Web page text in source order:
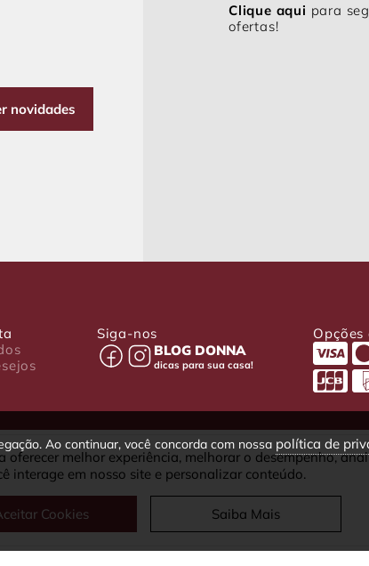
novidades
Clique aqui para
ofertas!
Siga-nos
BLOG DONNA
dicas para sua casa!
Curitiba - PR
5302
oferecer melhor experiência, melhorar o desempenho,
interage em nosso site e personalizar conteúdo.
Cookies Saiba Mais
Ao continuar, você concorda com nossa política de